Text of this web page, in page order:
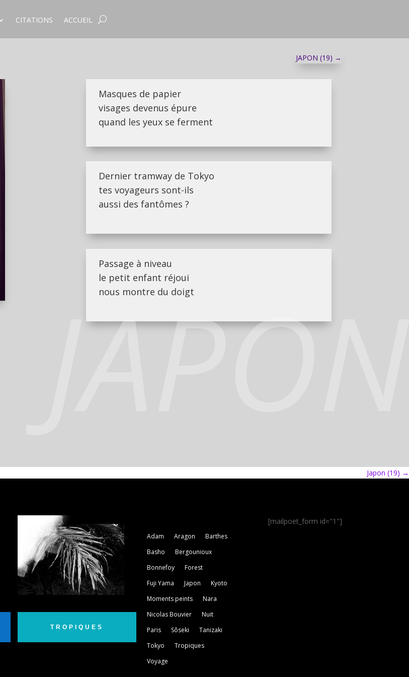
CITATIONS ACCUEIL
JAPON (19) →
Masques de papier
visages devenus épure
quand les yeux se ferment
Dernier tramway de Tokyo
tes voyageurs sont-ils
aussi des fantômes ?
Passage à niveau
le petit enfant réjoui
nous montre du doigt
JAPON
Japon (19) →
TROPIQUES
Adam Aragon
Barthes
Basho
Bergounioux
Bonnefoy
Forest
Fuji Yama
Japon
Kyoto
Moments peints
Nara
Nicolas Bouvier
Nuit
Paris
Sôseki
Tanizaki
Tokyo
Tropiques
Voyage
[mailpoet_form id="1"]